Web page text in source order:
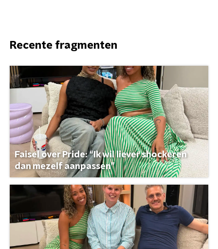
Recente fragmenten
Faisel over Pride: “Ik wil liever shockeren
dan mezelf aanpassen”